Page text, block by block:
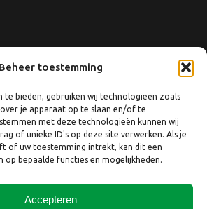
Beheer toestemming
te bieden, gebruiken wij technologieën zoals
je apparaat op te slaan en/of te
met deze technologieën kunnen wij
of unieke ID's op deze site verwerken. Als je
of uw toestemming intrekt, kan dit een
op bepaalde functies en mogelijkheden.
Accepteren